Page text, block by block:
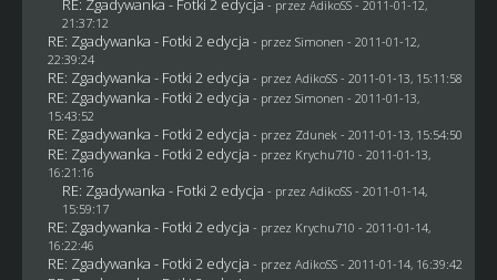
- przez AdikoSS - 2011-01-12,
21:37:12
RE: Zgadywanka - Fotki 2 edycja - przez Simonen - 2011-01-12,
22:39:24
RE: Zgadywanka - Fotki 2 edycja - przez AdikoSS - 2011-01-13, 15:11:58
RE: Zgadywanka - Fotki 2 edycja - przez Simonen - 2011-01-13,
15:43:52
RE: Zgadywanka - Fotki 2 edycja - przez Zdunek - 2011-01-13, 15:54:50
RE: Zgadywanka - Fotki 2 edycja - przez Krychu710 - 2011-01-13,
16:21:16
RE: Zgadywanka - Fotki 2 edycja - przez AdikoSS - 2011-01-14,
15:59:17
RE: Zgadywanka - Fotki 2 edycja - przez Krychu710 - 2011-01-14,
16:22:46
RE: Zgadywanka - Fotki 2 edycja - przez AdikoSS - 2011-01-14, 16:39:42